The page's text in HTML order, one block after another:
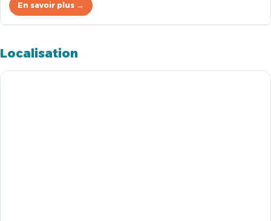
En savoir plus →
Localisation